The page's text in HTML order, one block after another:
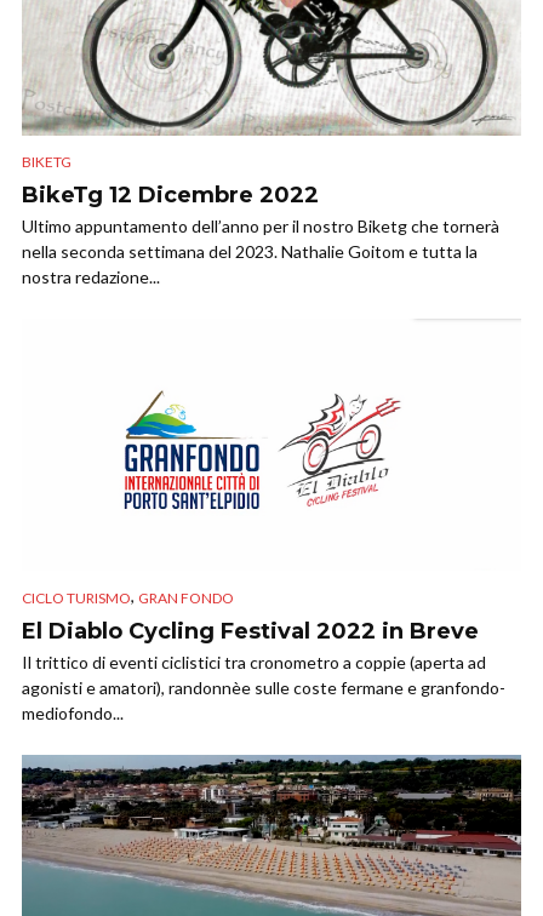
BIKETG
BikeTg 12 Dicembre 2022
Ultimo appuntamento dell’anno per il nostro Biketg che tornerà
nella seconda settimana del 2023. Nathalie Goitom e tutta la
nostra redazione...
CICLO TURISMO, GRAN FONDO
El Diablo Cycling Festival 2022 in Breve
Il trittico di eventi ciclistici tra cronometro a coppie (aperta ad
agonisti e amatori), randonnèe sulle coste fermane e granfondo-
mediofondo...